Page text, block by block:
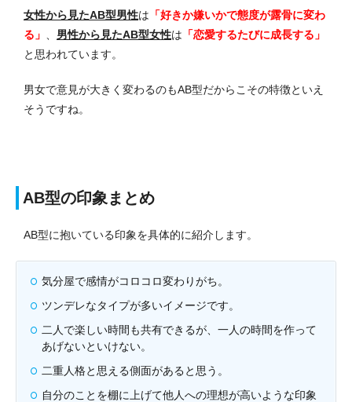
女性から見たAB型男性は 「好きか嫌いかで態度が露骨に変わ
る」
男性から見たAB型女性は 「恋愛するたびに成長する 」
と思われています。
男女で意見が大きく変わるのもAB型だからこその特徴といえ
そうですね。
AB型の印象まとめ
AB型に抱いている印象を具体的に紹介します。
気分屋で感情がコロコロ変わりがち。
ツンデレなタイプが多いイメージです。
二人で楽しい時間も共有できるが、一人の時間を作って
あげないといけない。
二重人格と思える側面があると思う。
自分のことを棚に上げて他人への理想が高いような印象